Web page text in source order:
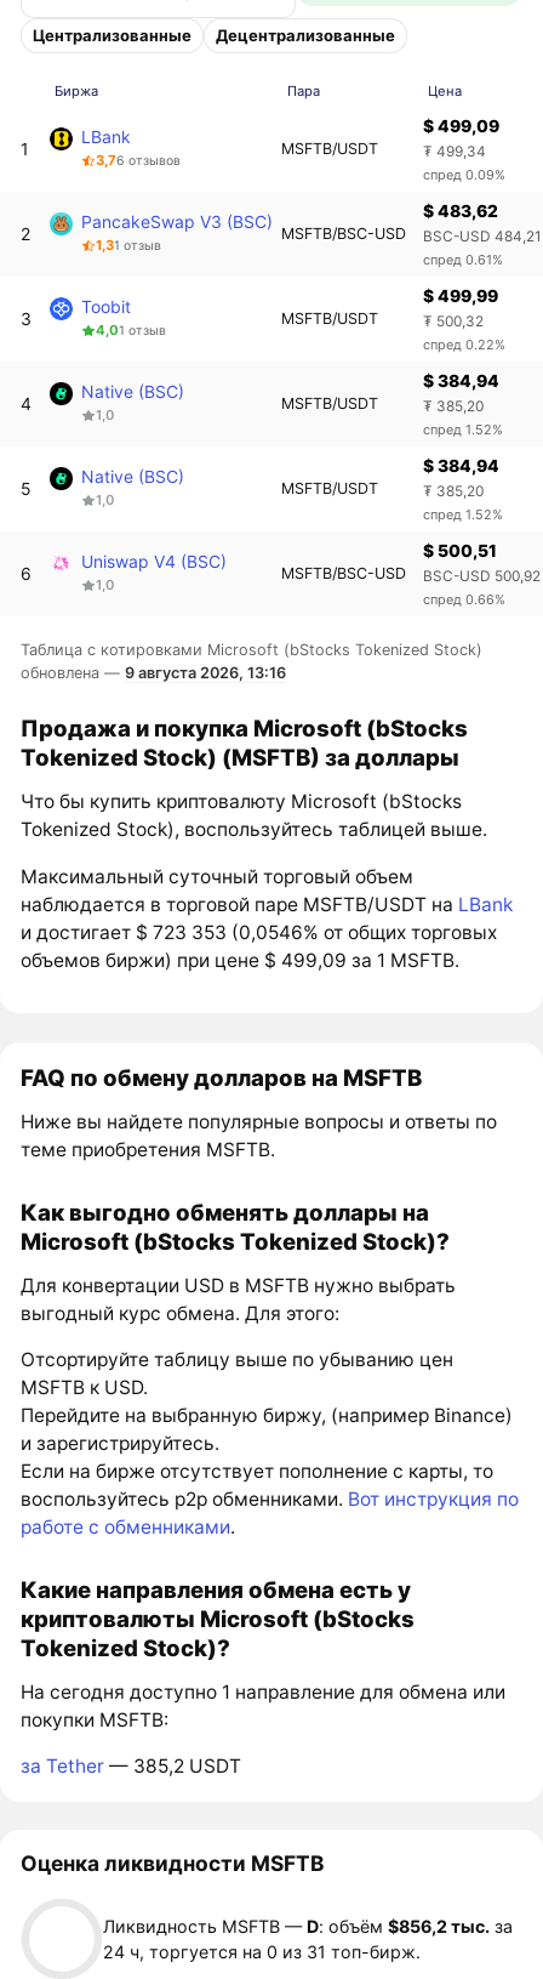
Централизованные Децентрализованные
Биржа Пара Цена
1
LBank
3,76 отзывов
MSFTB/USDT
$ 499,09
₮ 499,34
спред 0.09%
2
PancakeSwap V3 (BSC)
1,31 отзыв
MSFTB/BSC-USD
$ 483,62
BSC-USD 484,21
спред 0.61%
3
Toobit
4,01 отзыв
MSFTB/USDT
$ 499,99
₮ 500,32
спред 0.22%
4
Native (BSC)
1,0
MSFTB/USDT
$ 384,94
₮ 385,20
спред 1.52%
5
Native (BSC)
1,0
MSFTB/USDT
$ 384,94
₮ 385,20
спред 1.52%
6
Uniswap V4 (BSC)
1,0
MSFTB/BSC-USD
$ 500,51
BSC-USD 500,92
спред 0.66%
Таблица с котировками Microsoft (bStocks Tokenized Stock)
обновлена —9 августа 2026, 13:16
Продажа и покупка Microsoft (bStocks
Tokenized Stock) (MSFTB) за доллары
Что бы купить криптовалюту Microsoft (bStocks
Tokenized Stock), воспользуйтесь таблицей выше.
Максимальный суточный торговый объем
наблюдается в торговой паре MSFTB/USDT на LBank
и достигает $ 723 353 (0,0546% от общих торговых
объемов биржи) при цене $ 499,09 за 1 MSFTB.
FAQ по обмену долларов на MSFTB
Ниже вы найдете популярные вопросы и ответы по
теме приобретения MSFTB.
Как выгодно обменять доллары на
Microsoft (bStocks Tokenized Stock)?
Для конвертации USD в MSFTB нужно выбрать
выгодный курс обмена. Для этого:
Отсортируйте таблицу выше по убыванию цен
MSFTB к USD.
Перейдите на выбранную биржу, (например Binance)
и зарегистрируйтесь.
Если на бирже отсутствует пополнение с карты, то
воспользуйтесь p2p обменниками. Вот инструкция по
работе с обменниками.
Какие направления обмена есть у
криптовалюты Microsoft (bStocks
Tokenized Stock)?
На сегодня доступно 1 направление для обмена или
покупки MSFTB:
за Tether — 385,2 USDT
Оценка ликвидности MSFTB
Ликвидность MSFTB —D: объём$856,2 тыс. за
24 ч, торгуется на 0 из 31 топ-бирж.